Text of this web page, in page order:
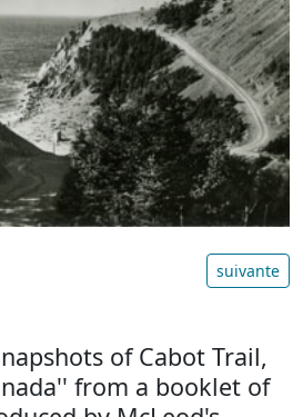
suivante
of Cabot Trail,
from a booklet of